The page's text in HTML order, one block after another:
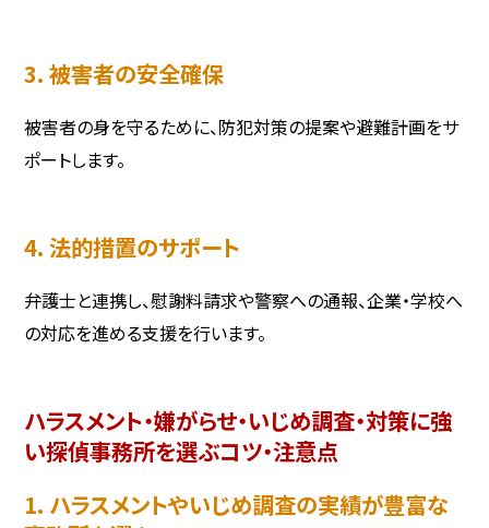
3. 被害者の安全確保
被害者の身を守るために、防犯対策の提案や避難計画をサ
ポートします。
4. 法的措置のサポート
弁護士と連携し、慰謝料請求や警察への通報、企業・学校へ
の対応を進める支援を行います。
ハラスメント・嫌がらせ・いじめ調査・対策に強
い探偵事務所を選ぶコツ・注意点
1. ハラスメントやいじめ調査の実績が豊富な